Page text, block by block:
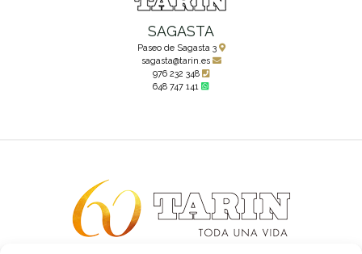
SAGASTA
Paseo de Sagasta 3
sagasta@tarin.es
976 232 348
648 747 141